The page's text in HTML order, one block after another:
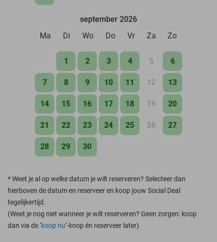
september 2026
Ma
Di Wo Do Vr Za Zo
1 2 3 4 5 6
7 8 9 10 11 12 13
14 15 16 17 18 19 20
21 22 23 24 25 26 27
28 29 30
*Weet je al op welke datum je wilt reserveren? Selecteer dan
hierboven de datum en reserveer en koop jouw Social Deal
tegelijkertijd.
(Weet je nog niet wanneer je wilt reserveren? Geen zorgen: koop
dan via de ‘koop nu’-knop én reserveer later)